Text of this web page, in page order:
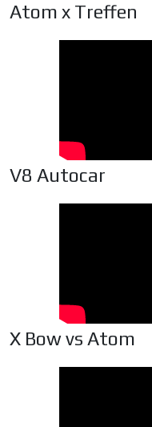
Atom x Treffen
V8 Autocar
X Bow vs Atom